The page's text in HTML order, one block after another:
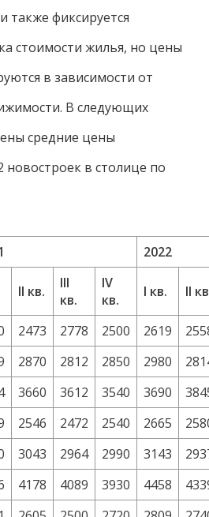
также фиксируется
стоимости жилья, но цены
в зависимости от
В следующих
средние цены
новостроек в столице по
2022
II кв.
III
кв.
IV
кв.
I кв. II
2473 2778 2500 2619
2870 2812 2850 2980
3660 3612 3540 3690
2546 2472 2540 2665
3043 2964 2990 3143
4178 4089 3930 4458